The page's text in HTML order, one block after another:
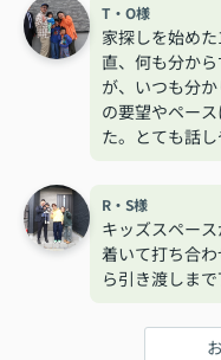
T・O様
家探しを始め
直、何も分か
が、いつも分
の要望やペー
た。とても話
R・S様
キッズスペー
着いて打ち合
ら引き渡しま